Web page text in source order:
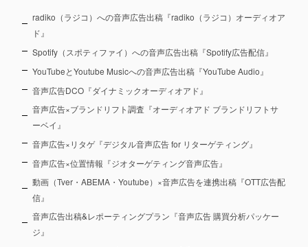
radiko（ラジコ）への音声広告出稿『radiko（ラジコ）オーディオア
ド』
Spotify（スポティファイ）への音声広告出稿『Spotify広告配信』
YouTubeとYoutube Musicへの音声広告出稿『YouTube Audio』
音声広告DCO『ダイナミックオーディオアド』
音声広告×ブランドリフト調査『オーディオアド ブランドリフトサ
ーベイ』
音声広告×リタゲ『デジタル音声広告 for リターゲティング』
音声広告×位置情報『ジオターゲティング音声広告』
動画（Tver・ABEMA・Youtube）×音声広告を連携出稿『OTT広告配
信』
音声広告出稿&レポーティングプラン『音声広告 購買分析パッケー
ジ』